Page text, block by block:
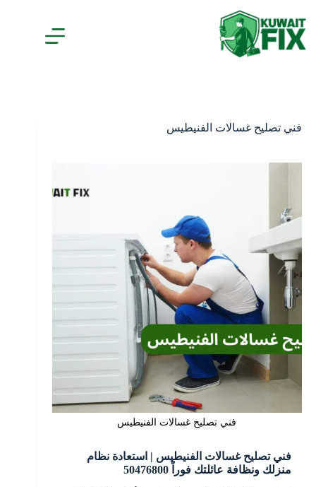
إلى
المحتوى
فني تصليح غسالات الفنيطيس
فني تصليح غسالات الفنيطيس
فني تصليح غسالات الفنيطيس | استعادة نظام
منزلك ونظافة عائلتك فوراً 50476800